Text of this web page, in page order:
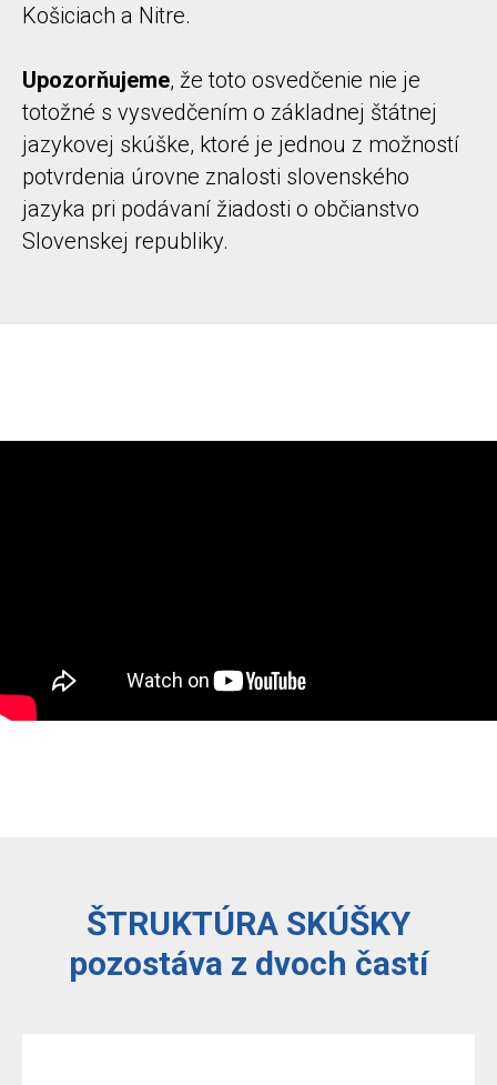
Košiciach a Nitre.
Upozorňujeme, že toto osvedčenie nie je
totožné s vysvedčením o základnej štátnej
jazykovej skúške, ktoré je jednou z možností
potvrdenia úrovne znalosti slovenského
jazyka pri podávaní žiadosti o občianstvo
Slovenskej republiky.
ŠTRUKTÚRA SKÚŠKY
pozostáva z dvoch častí